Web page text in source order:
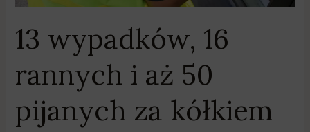
13 wypadków, 16
rannych i aż 50
pijanych za kółkiem
kółkiem
święta
wielkopolskich
drogach